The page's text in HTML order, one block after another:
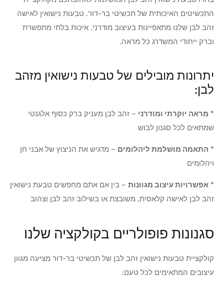
התכשיטים האיכותית של תכשיטי בר-דור. טבעות נישואין לאישה
זהב לבן שלנו מתאפיינות בעיצוב מודרני, איכות בלתי מתפשרת
וברק ייחודי המשדרג כל מראה.
יתרונות מובילים של טבעות נישואין מזהב
לבן:
* מראה יוקרתי ומודרני – זהב לבן מעניק ברק כסוף אלגנטי
שמתאים לכל סגנון לבוש
* התאמה מושלמת ליהלומים – מדגיש את הניצוץ של אבני חן
ויהלומים
* אפשרויות עיצוב מגוונות – בין אם אתם מחפשים טבעת נישואין
זהב לבן לאישה קלאסית, משובצת או בשילוב זהב לבן וצהוב
סגנונות פופולריים בקולקציה שלנו
קולקציית טבעות נישואין זהב לבן של תכשיטי בר-דור מציעה מגוון
עיצובים המתאימים לכל טעם: